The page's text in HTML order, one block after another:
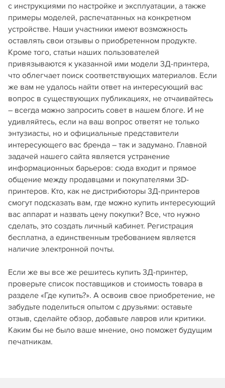
с инструкциями по настройке и эксплуатации, а также
примеры моделей, распечатанных на конкретном
устройстве. Наши участники имеют возможность
оставлять свои отзывы о приобретенном продукте.
Кроме того, статьи наших пользователей
привязываются к указанной ими модели 3Д-принтера,
что облегчает поиск соответствующих материалов. Если
же вам не удалось найти ответ на интересующий вас
вопрос в существующих публикациях, не отчаивайтесь
– всегда можно запросить совет в нашем блоге. И не
удивляйтесь, если на ваш вопрос ответят не только
энтузиасты, но и официальные представители
интересующего вас бренда – так и задумано. Главной
задачей нашего сайта является устранение
информационных барьеров: сюда входит и прямое
общение между продавцами и покупателями 3D-
принтеров. Кто, как не дистрибюторы 3Д-принтеров
смогут подсказать вам, где можно купить интересующий
вас аппарат и назвать цену покупки? Все, что нужно
сделать, это создать личный кабинет. Регистрация
бесплатна, а единственным требованием является
наличие электронной почты.
Если же вы все же решитесь купить 3Д-принтер,
проверьте список поставщиков и стоимость товара в
разделе «Где купить?». А освоив свое приобретение, не
забудьте поделиться опытом с друзьями: оставьте
отзыв, сделайте обзор, добавьте лавров или критики.
Каким бы не было ваше мнение, оно поможет будущим
печатникам.